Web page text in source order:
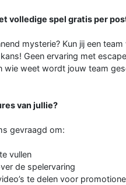
volledige spel gratis per
mysterie? Kun jij een
Geen ervaring met
wie weet wordt jouw team
van jullie?
gevraagd om:
vullen
de spelervaring
te delen voor